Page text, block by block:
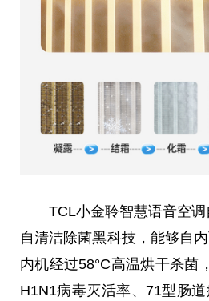
TCL小金聆智慧语音空
自清洁除菌黑科技，能够自
内机经过58°C高温烘干杀菌
H1N1病毒灭活率、71型肠